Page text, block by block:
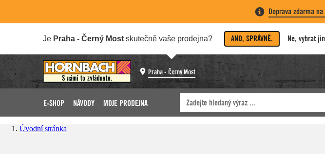
Doprava zdarma
Je Praha - Černý Most skutečně vaše prodejna? ANO, SPRÁVNĚ. Ne, vybrat
Praha - Černý Most
E-SHOP NÁVODY MOJE PRODEJNA
Úvodní stránka